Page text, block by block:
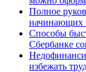
Полное
начинающих
Способы
Сбербанке
избежать